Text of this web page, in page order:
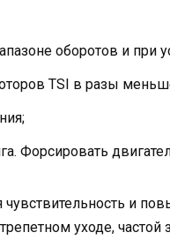
оборотов и при
TSI в разы
Форсировать
чувствительность и
уходе, частой